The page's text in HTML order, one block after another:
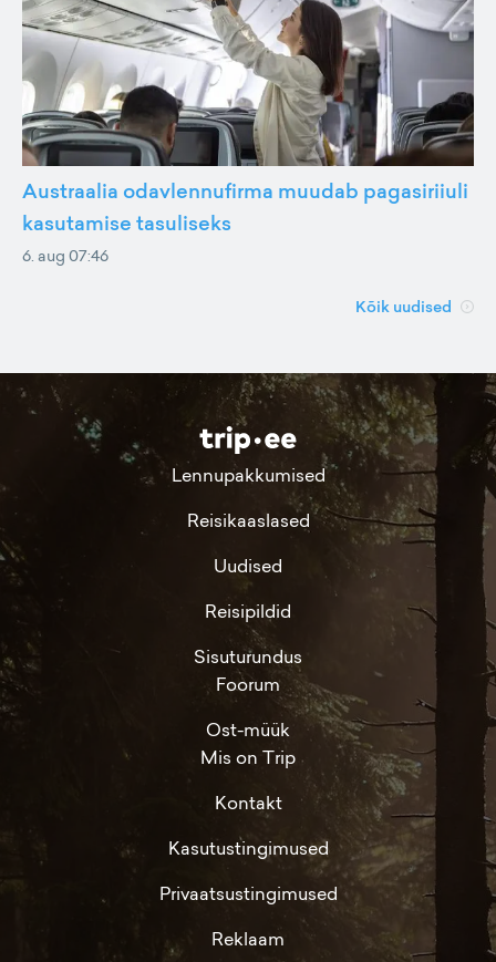
Austraalia odavlennufirma muudab pagasiriiuli
kasutamise tasuliseks
6. aug 07:46
Kõik uudised
Lennupakkumised
Reisikaaslased
Uudised
Reisipildid
Sisuturundus
Foorum
Ost-müük
Mis on Trip
Kontakt
Kasutustingimused
Privaatsustingimused
Reklaam